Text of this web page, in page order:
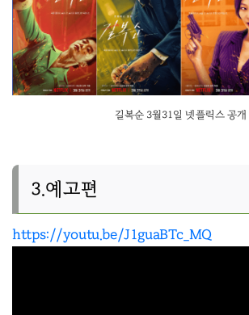
길복순 3월31일 넷플릭스 공개
3.예고편
https://youtu.be/J1guaBTc_MQ